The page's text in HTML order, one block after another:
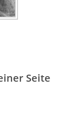
Seite